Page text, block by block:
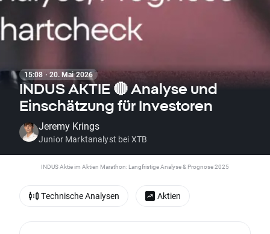
15:08 · 20. Mai 2026
INDUS AKTIE 🔴 Analyse und
Einschätzung für Investoren
Jeremy Krings
Junior Marktanalyst bei XTB
INDUS Aktie im Aktien Marathon: Langfristige Analyse & Prognose 2025
Technische Analysen Aktien